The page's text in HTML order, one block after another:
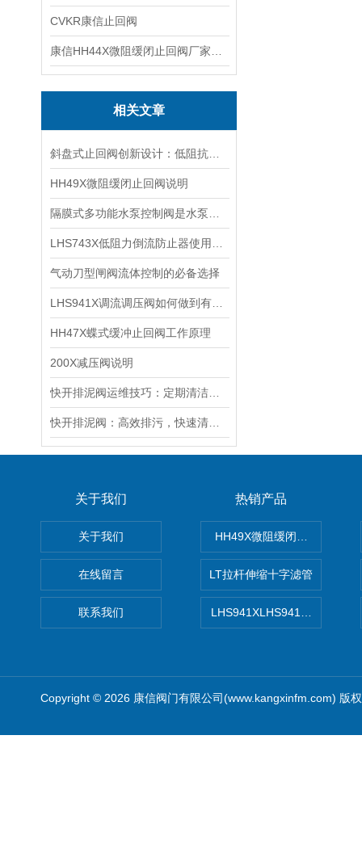
CVKR康信止回阀
相关文章
HH49X微阻缓闭止回阀说明
气动刀型闸阀流体控制的必备选择
HH47X蝶式缓冲止回阀工作原理
200X减压阀说明
关于我们
关于我们
在线留言
联系我们
热销产品
HH49X微阻缓闭蝶式止回阀
LT拉杆伸缩十字滤管
LHS941XLHS941X调压调流
Copyright © 2026 康信阀门有限公司(www.kangxinfm.com) 版